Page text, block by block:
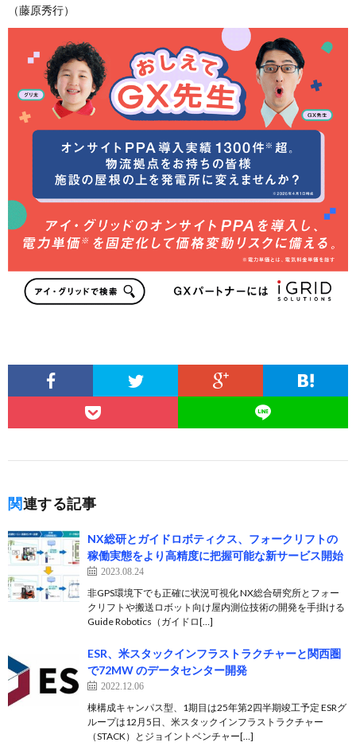
（藤原秀行）
関連する記事
NX総研とガイドロボティクス、フォークリフトの
稼働実態をより高精度に把握可能な新サービス開始
2023.08.24
非GPS環境下でも正確に状況可視化 NX総合研究所とフォー
クリフトや搬送ロボット向け屋内測位技術の開発を手掛ける
Guide Robotics（ガイドロ[…]
ESR、米スタックインフラストラクチャーと関西圏
で72MW のデータセンター開発
2022.12.06
棟構成キャンパス型、1期目は25年第2四半期竣工予定 ESRグ
ループは12月5日、米スタックインフラストラクチャー
（STACK）とジョイントベンチャー[…]